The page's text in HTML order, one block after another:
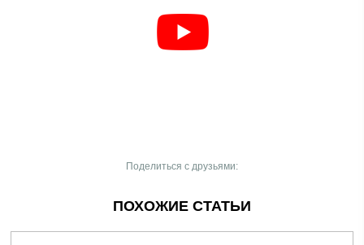
Поделиться с друзьями:
ПОХОЖИЕ СТАТЬИ